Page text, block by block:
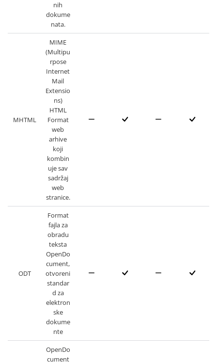
nih
dokume
nata.
MHTML
MIME
(Multipu
rpose
Internet
Mail
Extensio
ns)
HTML
Format
web
arhive
koji
kombin
uje sav
sadržaj
web
stranice.
ODT
Format
fajla za
obradu
teksta
OpenDo
cument,
otvoreni
standar
d za
elektron
ske
dokume
nte
OpenDo
cument